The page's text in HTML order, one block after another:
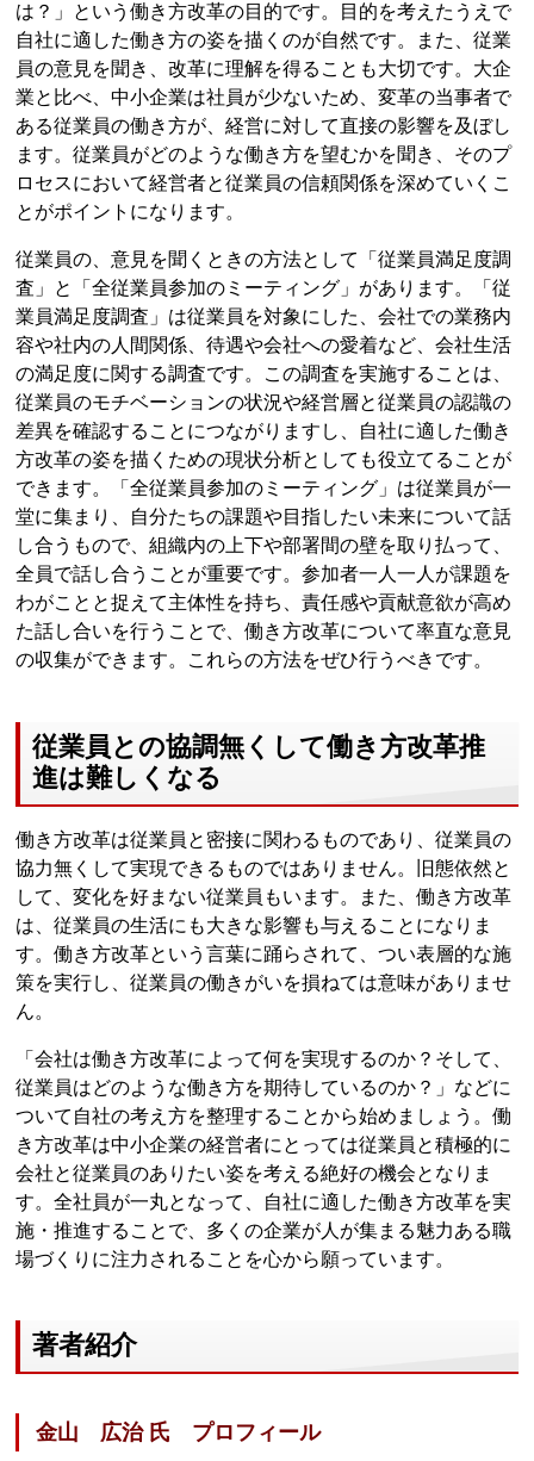
は？」という働き方改革の目的です。目的を考えたうえで
自社に適した働き方の姿を描くのが自然です。また、従業
員の意見を聞き、改革に理解を得ることも大切です。大企
業と比べ、中小企業は社員が少ないため、変革の当事者で
ある従業員の働き方が、経営に対して直接の影響を及ぼし
ます。従業員がどのような働き方を望むかを聞き、そのプ
ロセスにおいて経営者と従業員の信頼関係を深めていくこ
とがポイントになります。
従業員の、意見を聞くときの方法として「従業員満足度調
査」と「全従業員参加のミーティング」があります。「従
業員満足度調査」は従業員を対象にした、会社での業務内
容や社内の人間関係、待遇や会社への愛着など、会社生活
の満足度に関する調査です。この調査を実施することは、
従業員のモチベーションの状況や経営層と従業員の認識の
差異を確認することにつながりますし、自社に適した働き
方改革の姿を描くための現状分析としても役立てることが
できます。「全従業員参加のミーティング」は従業員が一
堂に集まり、自分たちの課題や目指したい未来について話
し合うもので、組織内の上下や部署間の壁を取り払って、
全員で話し合うことが重要です。参加者一人一人が課題を
わがことと捉えて主体性を持ち、責任感や貢献意欲が高め
た話し合いを行うことで、働き方改革について率直な意見
の収集ができます。これらの方法をぜひ行うべきです。
従業員との協調無くして働き方改革推
進は難しくなる
働き方改革は従業員と密接に関わるものであり、従業員の
協力無くして実現できるものではありません。旧態依然と
して、変化を好まない従業員もいます。また、働き方改革
は、従業員の生活にも大きな影響も与えることになりま
す。働き方改革という言葉に踊らされて、つい表層的な施
策を実行し、従業員の働きがいを損ねては意味がありませ
ん。
「会社は働き方改革によって何を実現するのか？そして、
従業員はどのような働き方を期待しているのか？」などに
ついて自社の考え方を整理することから始めましょう。働
き方改革は中小企業の経営者にとっては従業員と積極的に
会社と従業員のありたい姿を考える絶好の機会となりま
す。全社員が一丸となって、自社に適した働き方改革を実
施・推進することで、多くの企業が人が集まる魅力ある職
場づくりに注力されることを心から願っています。
著者紹介
金山 広治 氏 プロフィール